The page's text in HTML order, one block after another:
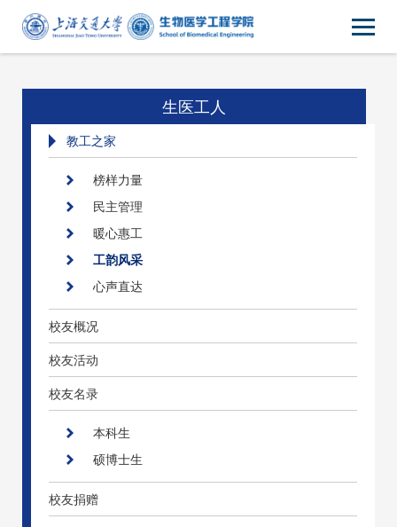
生医工人
教工之家
榜样力量
民主管理
暖心惠工
工韵风采
心声直达
校友概况
校友活动
校友名录
本科生
硕博士生
校友捐赠